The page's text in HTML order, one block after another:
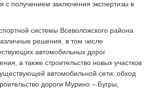
с получением заключения экспертизы в
системы Всеволожского района
решения, в том числе
автомобильных дорог
а также строительство новых участков
автомобильной сети: обход
дороги Мурино – Бугры,